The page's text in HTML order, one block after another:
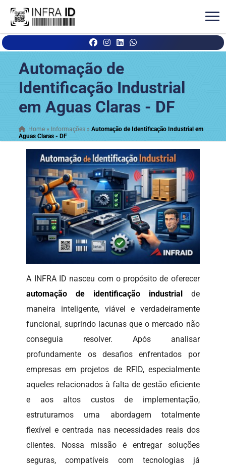
Automação de
Identificação Industrial
em Aguas Claras - DF
Home » Informações »Automação de Identificação Industrial em
Aguas Claras - DF
A INFRA ID nasceu com o propósito de oferecer
automação de identificação industrial
de
maneira inteligente, viável e verdadeiramente
funcional, suprindo lacunas que o mercado não
conseguia resolver. Após analisar
profundamente os desafios enfrentados por
empresas em projetos de RFID, especialmente
aqueles relacionados à falta de gestão eficiente
e aos altos custos de implementação,
estruturamos uma abordagem totalmente
flexível e centrada nas necessidades reais dos
clientes. Nossa missão é entregar soluções
seguras, compatíveis com tecnologias já